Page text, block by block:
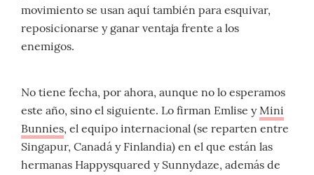
movimiento se usan aquí también para esquivar,
reposicionarse y ganar ventaja frente a los
enemigos.
No tiene fecha, por ahora, aunque no lo esperamos
este año, sino el siguiente. Lo firman Emlise yMini
Bunnies, el equipo internacional (se reparten entre
Singapur, Canadá y Finlandia) en el que están las
hermanas Happysquared y Sunnydaze, además de